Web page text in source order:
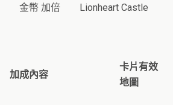
金幣 加倍
Lionheart Castle
加成內容
卡片有效
地圖